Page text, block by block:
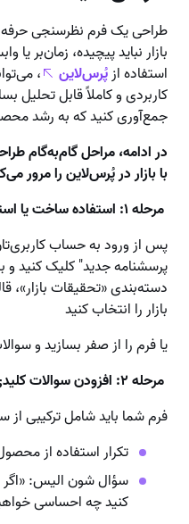
طراحی یک فرم نظرسنجی
بازار نباید پیچیده، زمان‌بر یا
استفاده ازپُرس‌لاین
،
کاربردی و کاملاً قابل تحلیل
جمع‌آوری کنید که به رشد
در ادامه، مراحل گام‌به‌گام
با بازار در پُرس‌لاین را مرور
مرحله ۱: استفاده ساخت یا استفاده از قالب آماده
پس از ورود به حساب
پرسشنامه جدید" کلیک کنید و
دسته‌بندی «تحقیقات
بازار را انتخاب کنید
یا فرم را از صفر بسازید و
مرحله ۲: افزودن سوالات کلیدی
فرم شما باید شامل ترکیبی از
تکرار استفاده از
سؤال شون الیس: «اگر
کنید چه احساسی